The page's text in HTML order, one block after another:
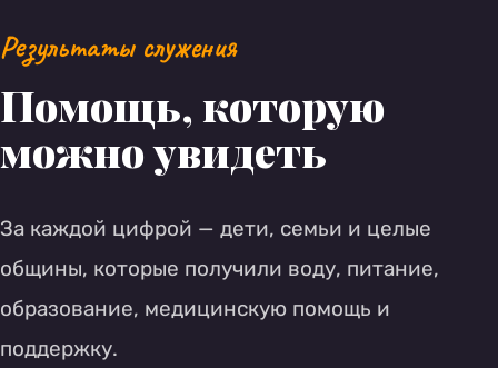
Результаты служения
Помощь, которую
можно увидеть
За каждой цифрой — дети, семьи и целые
общины, которые получили воду, питание,
образование, медицинскую помощь и
поддержку.